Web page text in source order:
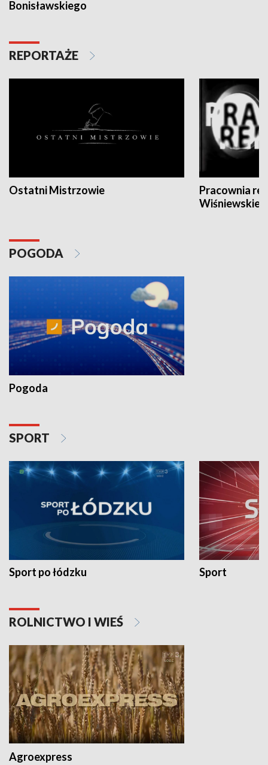
Bonisławskiego
REPORTAŻE
Ostatni Mistrzowie
Pracownia
POGODA
Pogoda
SPORT
Sport po łódzku Sport
ROLNICTWO I WIEŚ
Agroexpress